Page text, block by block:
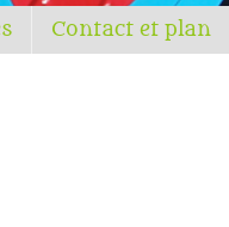
Contact et plan